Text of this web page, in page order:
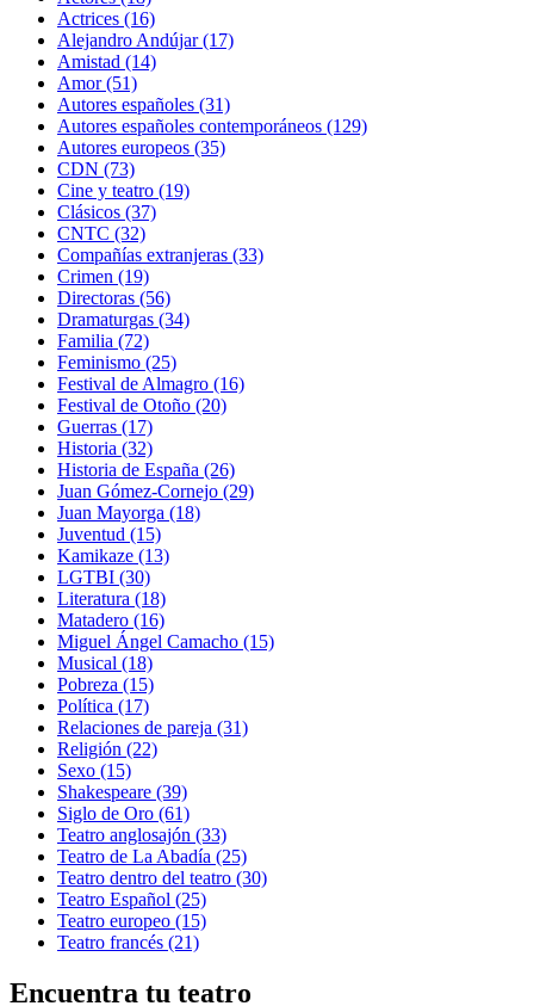
Actrices (16)
Alejandro Andújar(17)
Amistad (14)
Amor(51)
Autores españoles (31)
Autores españoles contemporáneos (129)
Autores europeos (35)
CDN (73)
Cine y teatro (19)
Clásicos (37)
CNTC (32)
Compañías extranjeras (33)
Crimen (19)
Directoras (56)
Dramaturgas (34)
Familia (72)
Feminismo (25)
Festival de Almagro (16)
Festival de Otoño (20)
Guerras (17)
Historia (32)
Historia de España (26)
Juan Gómez-Cornejo (29)
Juan Mayorga (18)
Juventud (15)
Kamikaze (13)
LGTBI (30)
Literatura (18)
Matadero (16)
Miguel Ángel Camacho (15)
Musical (18)
Pobreza (15)
Política (17)
Relaciones de pareja (31)
Religión (22)
Sexo (15)
Shakespeare (39)
Siglo de Oro (61)
Teatro anglosajón (33)
Teatro de La Abadía (25)
Teatro dentro del teatro (30)
Teatro Español (25)
Teatro europeo (15)
Teatro francés (21)
Encuentra tu teatro